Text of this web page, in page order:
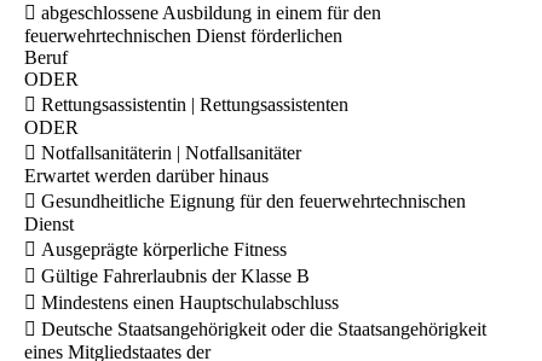
 abgeschlossene Ausbildung in einem für den
feuerwehrtechnischen Dienst förderlichen
Beruf
ODER
 Rettungsassistentin | Rettungsassistenten
ODER
 Notfallsanitäterin | Notfallsanitäter
Erwartet werden darüber hinaus
 Gesundheitliche Eignung für den feuerwehrtechnischen
Dienst
 Ausgeprägte körperliche Fitness
 Gültige Fahrerlaubnis der Klasse B
 Mindestens einen Hauptschulabschluss
 Deutsche Staatsangehörigkeit oder die Staatsangehörigkeit
eines Mitgliedstaates der